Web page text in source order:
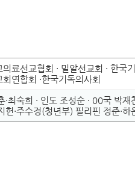
료선교협회 · 밀알선교회 · 한국
연합회 ·한국기독의사회
·최숙희 · 인도 조성순 · 00국 박재
헌·주수경(청년부) 필리핀 정준·하